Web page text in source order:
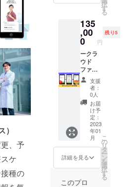
、予
ケ
種の
※ご利用
2023年
1月～12
月まで
のう
ち、3か
月間で
す。
ます。
※詳細は
メール
にてお
知らせ
いたし
ます。
※継続を
ご希望
の場合
は、別
途メー
ルにて
ご案内
いたし
ます。
※有効期
限は、
1月～12
月まで
せてい
ます。
●予定通
常価格
初期費
用（シ
ステム
設定費
など）
50,000
円＋月
額
25,000
円×3＝
合計
125,000
円 ↓ ●
クラウ
ドファ
ンディ
ング限
定割 初
ます。
用（シ
ステム
設定費
など予
定通常
価格
50,000
円）を
超早割
として
利用料
に含ま
せてい
ただき
ます。
●予定通
常価格
初期費
用（シ
ステム
設定費
ク》を5
用いた
だける
権利で
す。 5
か月間
《ぽ
けっと
クリ
ニッ
ク》に
あなた
のクリ
ニック
やサロ
ンが登
録され
ます。
初期費
用（シ
ステム
設定費
択
す
る
135
,00
0 円
残り5
ークラ
ウド
ファン
ディン
グ限定
割！ー
【《ぽ
けっと
クリ
ニッ
ク》5か
月利用
権】 ス
マホア
プリ
《ぽ
けっと
支援
者：
0人
お届
け予
定：
2023
年01
月
詳細を見る
こ
の
リ
タ
ー
ン
を
選
択
す
る
このプロ